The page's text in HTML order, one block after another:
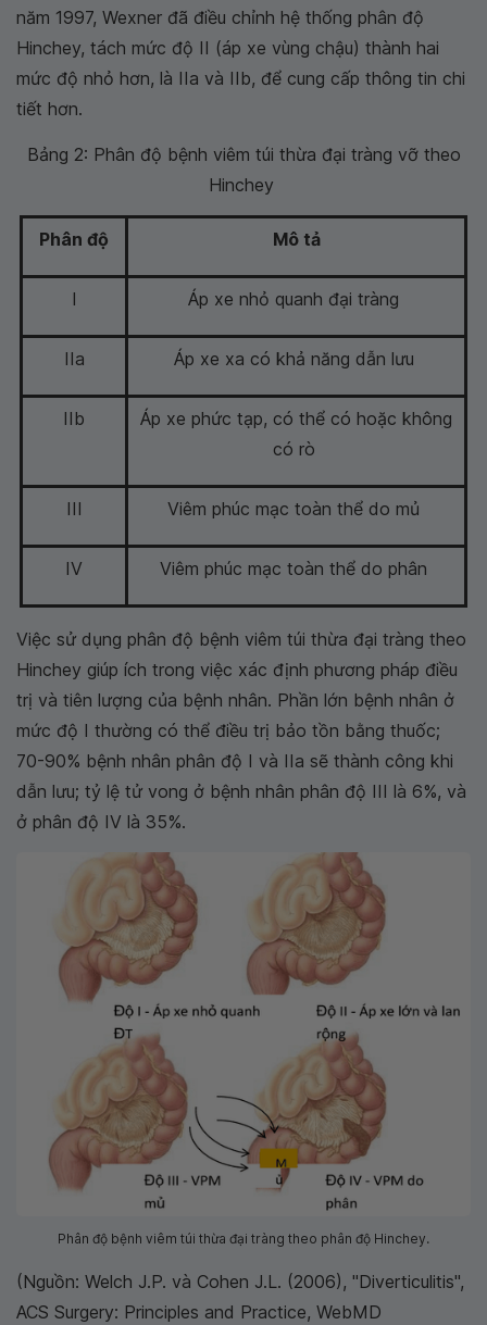
năm 1997, Wexner đã điều chỉnh hệ thống phân độ
Hinchey, tách mức độ II (áp xe vùng chậu) thành hai
mức độ nhỏ hơn, là IIa và IIb, để cung cấp thông tin chi
tiết hơn.
Bảng 2: Phân độ bệnh viêm túi thừa đại tràng vỡ theo
Hinchey
Phân độ Mô tả
I Áp xe nhỏ quanh đại tràng
IIa Áp xe xa có khả năng dẫn lưu
IIb
Áp xe phức tạp, có thể có hoặc không
có rò
III Viêm phúc mạc toàn thể do mủ
IV Viêm phúc mạc toàn thể do phân
Việc sử dụng phân độ bệnh viêm túi thừa đại tràng theo
Hinchey giúp ích trong việc xác định phương pháp điều
trị và tiên lượng của bệnh nhân. Phần lớn bệnh nhân ở
mức độ I thường có thể điều trị bảo tồn bằng thuốc;
70-90% bệnh nhân phân độ I và IIa sẽ thành công khi
dẫn lưu; tỷ lệ tử vong ở bệnh nhân phân độ III là 6%, và
ở phân độ IV là 35%.
Phân độ bệnh viêm túi thừa đại tràng theo phân độ Hinchey.
(Nguồn: Welch J.P. và Cohen J.L. (2006), "Diverticulitis",
ACS Surgery: Principles and Practice, WebMD